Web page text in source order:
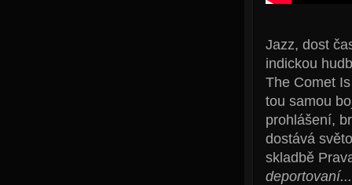
Jazz, dost
indickou
The Comet
tou samou
prohlášení,
dostává
skladbě